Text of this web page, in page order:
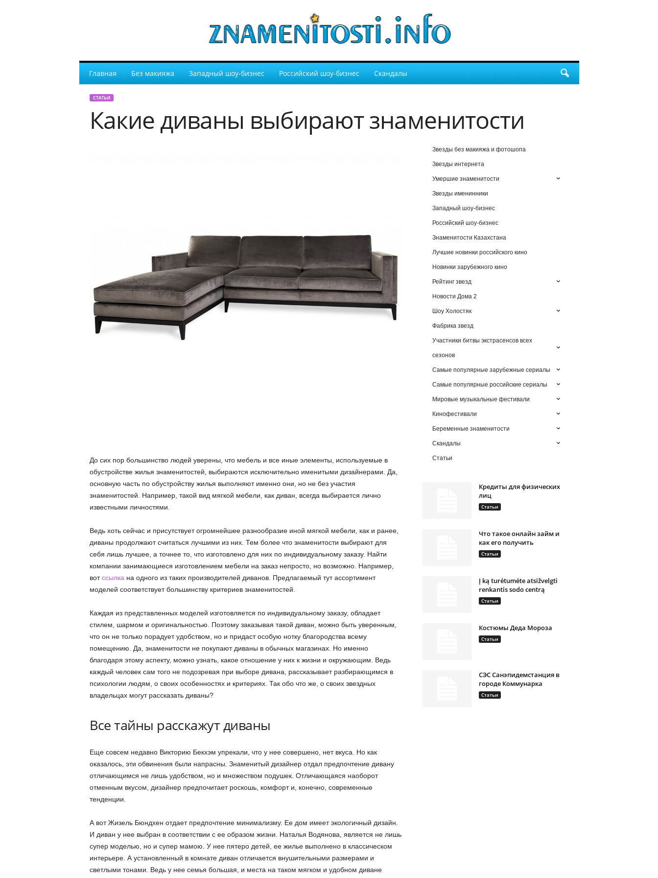
Главная Без макияжа Западный шоу-бизнес Российский шоу-бизнес Скандалы
СТАТЬИ
Какие диваны выбирают знаменитости
До сих пор большинство людей уверены, что мебель и все иные элементы, используемые в
обустройстве жилья знаменитостей, выбираются исключительно именитыми дизайнерами. Да,
основную часть по обустройству жилья выполняют именно они, но не без участия
знаменитостей. Например, такой вид мягкой мебели, как диван, всегда выбирается лично
известными личностями.
Ведь хоть сейчас и присутствует огромнейшее разнообразие иной мягкой мебели, как и ранее,
диваны продолжают считаться лучшими из них. Тем более что знаменитости выбирают для
себя лишь лучшее, а точнее то, что изготовлено для них по индивидуальному заказу. Найти
компании занимающиеся изготовлением мебели на заказ непросто, но возможно. Например,
вотссылка на одного из таких производителей диванов. Предлагаемый тут ассортимент
моделей соответствует большинству критериев знаменитостей.
Каждая из представленных моделей изготовляется по индивидуальному заказу, обладает
стилем, шармом и оригинальностью. Поэтому заказывая такой диван, можно быть уверенным,
что он не только порадует удобством, но и придаст особую нотку благородства всему
помещению. Да, знаменитости не покупают диваны в обычных магазинах. Но именно
благодаря этому аспекту, можно узнать, какое отношение у них к жизни и окружающим. Ведь
каждый человек сам того не подозревая при выборе дивана, рассказывает разбирающимся в
психологии людям, о своих особенностях и критериях. Так обо что же, о своих звездных
владельцах могут рассказать диваны?
Все тайны расскажут диваны
Еще совсем недавно Викторию Бекхэм упрекали, что у нее совершено, нет вкуса. Но как
оказалось, эти обвинения были напрасны. Знаменитый дизайнер отдал предпочтение дивану
отличающимся не лишь удобством, но и множеством подушек. Отличающаяся наоборот
отменным вкусом, дизайнер предпочитает роскошь, комфорт и, конечно, современные
тенденции.
А вот Жизель Бюндхен отдает предпочтение минимализму. Ее дом имеет экологичный дизайн.
И диван у нее выбран в соответствии с ее образом жизни. Наталья Водянова, является не лишь
супер моделью, но и супер мамою. У нее пятеро детей, ее жилье выполнено в классическом
интерьере. А установленный в комнате диван отличается внушительными размерами и
светлыми тонами. Ведь у нее семья большая, и места на таком мягком и удобном диване
Звезды без макияжа и фотошопа
Звезды интернета
Умершие знаменитости
Звезды именинники
Западный шоу-бизнес
Российский шоу-бизнес
Знаменитости Казахстана
Лучшие новинки российского кино
Новинки зарубежного кино
Рейтинг звезд
Новости Дома 2
Шоу Холостяк
Фабрика звезд
Участники битвы экстрасенсов всех
сезонов
Самые популярные зарубежные сериалы
Самые популярные российские сериалы
Мировые музыкальные фестивали
Кинофестивали
Беременные знаменитости
Скандалы
Статьи
Кредиты для физических
лиц
Статьи
Что такое онлайн займ и
как его получить
Статьи
Į ką turėtumėte atsižvelgti
renkantis sodo centrą
Статьи
Костюмы Деда Мороза
Статьи
СЭС Санэпидемстанция в
городе Коммунарка
Статьи